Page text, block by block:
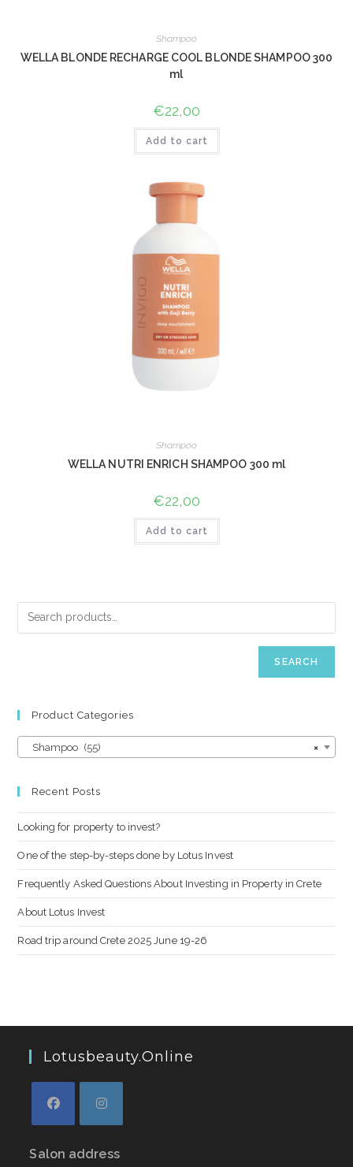
Shampoo
WELLA BLONDE RECHARGE COOL BLONDE SHAMPOO 300
ml
€22,00
Add to cart
Shampoo
WELLA NUTRI ENRICH SHAMPOO 300 ml
€22,00
Add to cart
SEARCH
Product Categories
×
Shampoo (55)
Recent Posts
Looking for property to invest?
One of the step-by-steps done by Lotus Invest
Frequently Asked Questions About Investing in Property in Crete
About Lotus Invest
Road trip around Crete 2025 June 19-26
Lotusbeauty.online
Salon address